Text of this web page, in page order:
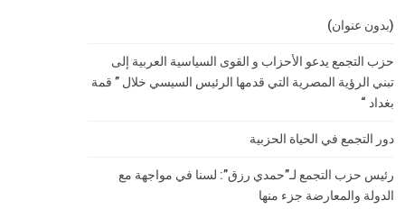
(بدون عنوان)
حزب التجمع يدعو الأحزاب و القوى السياسية العربية إلى
تبني الرؤية المصرية التي قدمها الرئيس السيسي خلال ” قمة
بغداد “
دور التجمع في الحياة الحزبية
رئيس حزب التجمع لـ”حمدي رزق”: لسنا في مواجهة مع
الدولة والمعارضة جزء منها